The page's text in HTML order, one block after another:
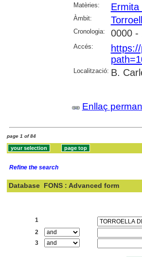
Matèries: Ermita
Àmbit:
Cronologia: 0000 -
Accés:
Localització: B.
Enllaç
page 1 of 84
Refine the search
Database FONS : Advanced form
1
2
3